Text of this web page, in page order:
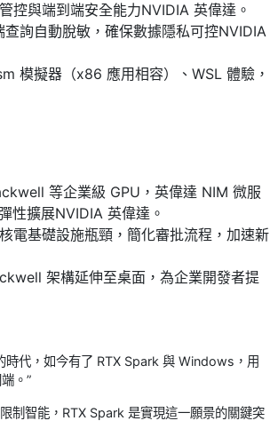
控與端到端安全能力NVIDIA 英偉達。
詢自動脫敏，確保數據隱私可控NVIDIA
模擬器（x86 應用相容）、WSL 體驗，
等企業級 GPU，英偉達 NIM 微服
性擴展NVIDIA 英偉達。
電基礎設施瓶頸，簡化審批流程，加速新
架構延伸至桌面，為企業開發者提
時代，如今有了 RTX Spark 與 Windows，用
。”
制智能，RTX Spark 是實現這一願景的關鍵突